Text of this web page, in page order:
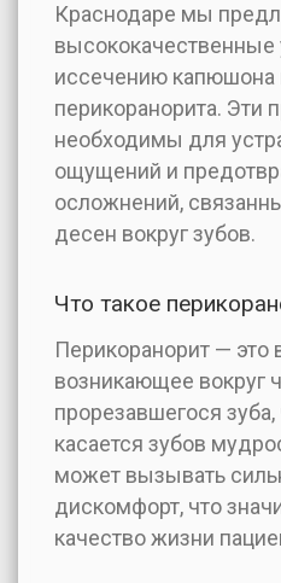
Краснодаре мы
высококачественные
иссечению капюшона
перикоранорита. Эти
необходимы для
ощущений и
осложнений,
десен вокруг зубов.
Что такое
Перикоранорит — это
возникающее вокруг
прорезавшегося
касается зубов
может вызывать
дискомфорт, что
качество жизни